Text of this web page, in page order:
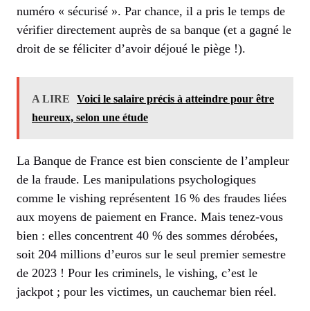
numéro « sécurisé ». Par chance, il a pris le temps de
vérifier directement auprès de sa banque (et a gagné le
droit de se féliciter d’avoir déjoué le piège !).
A LIRE
Voici le salaire précis à atteindre pour être
heureux, selon une étude
La Banque de France est bien consciente de l’ampleur
de la fraude. Les manipulations psychologiques
comme le vishing représentent 16 % des fraudes liées
aux moyens de paiement en France. Mais tenez-vous
bien : elles concentrent 40 % des sommes dérobées,
soit 204 millions d’euros sur le seul premier semestre
de 2023 ! Pour les criminels, le vishing, c’est le
jackpot ; pour les victimes, un cauchemar bien réel.